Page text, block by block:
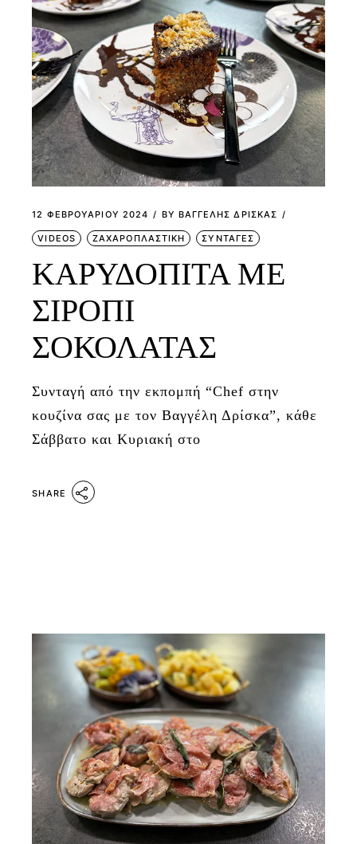
12 ΦΕΒΡΟΥΑΡΊΟΥ 2024 BY ΒΑΓΓΕΛΗΣ ΔΡΙΣΚΑΣ
VIDEOS ΖΑΧΑΡΟΠΛΑΣΤΙΚΗ ΣΥΝΤΑΓΕΣ
ΚΑΡΥΔΟΠΙΤΑ ΜΕ
ΣΙΡΟΠΙ
ΣΟΚΟΛΑΤΑΣ
Συνταγή από την εκπομπή “Chef στην
κουζίνα σας με τον Βαγγέλη Δρίσκα”, κάθε
Σάββατο και Κυριακή στο
SHARE